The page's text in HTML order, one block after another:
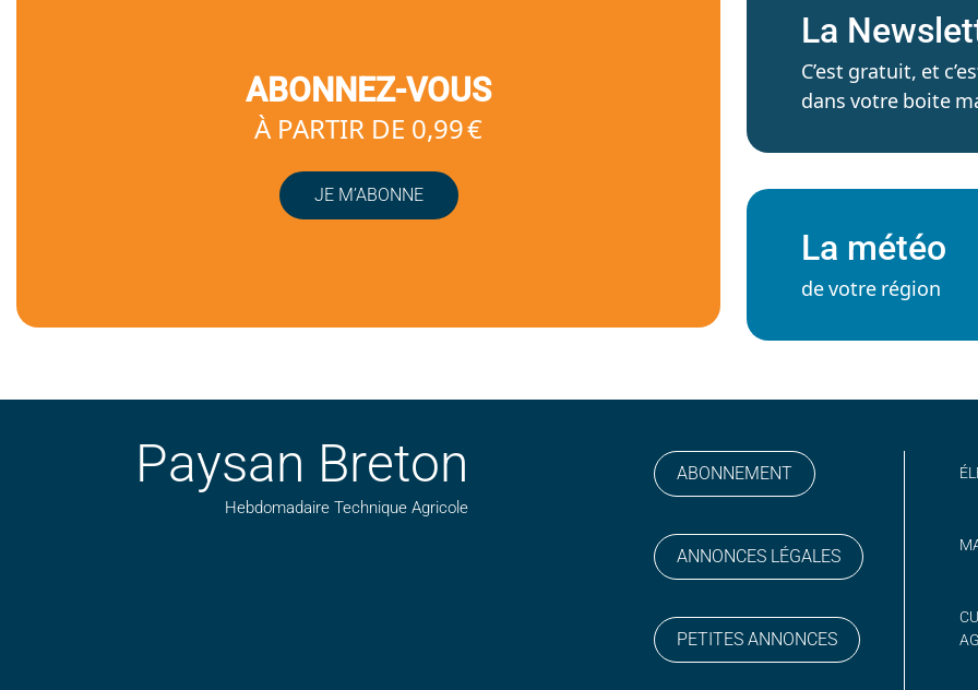
ABONNEZ-VOUS
À PARTIR DE 0,99 €
JE M’ABONNE
La
C’est gratuit, et
dans votre boite
La météo
de votre région
Paysan Breton
Hebdomadaire Technique Agricole
ABONNEMENT
ANNONCES LÉGALES
PETITES ANNONCES